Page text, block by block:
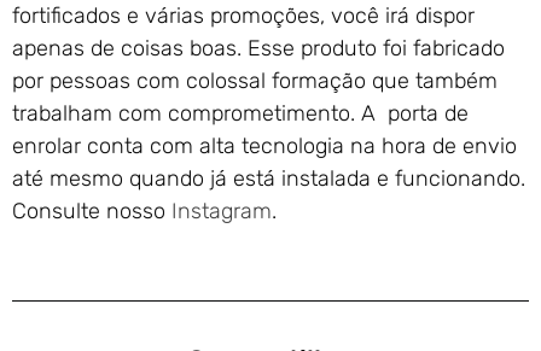
fortificados e várias promoções, você irá dispor
apenas de coisas boas. Esse produto foi fabricado
por pessoas com colossal formação que também
trabalham com comprometimento. A porta de
enrolar conta com alta tecnologia na hora de envio
até mesmo quando já está instalada e funcionando.
Consulte nosso Instagram.